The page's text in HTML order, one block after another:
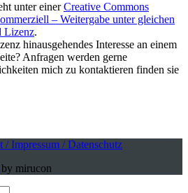
unter einerCreative Commons
– Weitergabe unter gleichen
Lizenz.
hinausgehendes Interesse an einem
Anfragen werden gerne
mich zu kontaktieren finden sie
/ Impressum / Datenschutz
by mirucon